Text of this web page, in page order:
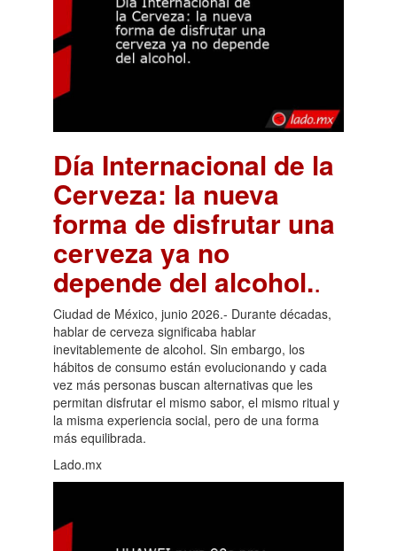
Día Internacional de la
Cerveza: la nueva
forma de disfrutar una
cerveza ya no
depende del alcohol..
Ciudad de México, junio 2026.- Durante décadas,
hablar de cerveza significaba hablar
inevitablemente de alcohol. Sin embargo, los
hábitos de consumo están evolucionando y cada
vez más personas buscan alternativas que les
permitan disfrutar el mismo sabor, el mismo ritual y
la misma experiencia social, pero de una forma
más equilibrada.
Lado.mx